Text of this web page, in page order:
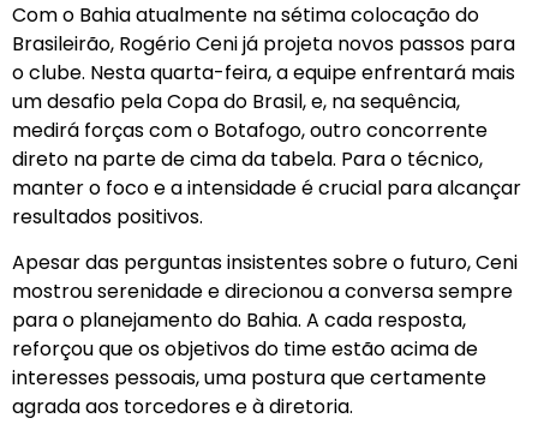
Com o Bahia atualmente na sétima colocação do
Brasileirão, Rogério Ceni já projeta novos passos para
o clube. Nesta quarta-feira, a equipe enfrentará mais
um desafio pela Copa do Brasil, e, na sequência,
medirá forças com o Botafogo, outro concorrente
direto na parte de cima da tabela. Para o técnico,
manter o foco e a intensidade é crucial para alcançar
resultados positivos.
Apesar das perguntas insistentes sobre o futuro, Ceni
mostrou serenidade e direcionou a conversa sempre
para o planejamento do Bahia. A cada resposta,
reforçou que os objetivos do time estão acima de
interesses pessoais, uma postura que certamente
agrada aos torcedores e à diretoria.